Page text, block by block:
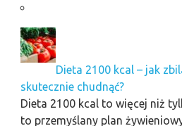
Dieta 2100 kcal – jak
skutecznie chudnąć?
Dieta 2100 kcal to więcej niż
to przemyślany plan